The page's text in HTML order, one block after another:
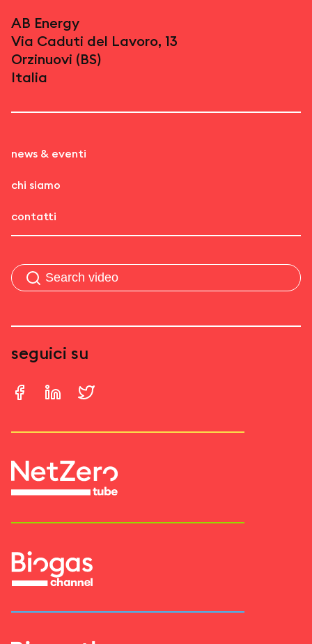
AB Energy
Via Caduti del Lavoro, 13
Orzinuovi (BS)
Italia
news & eventi
chi siamo
contatti
seguici su